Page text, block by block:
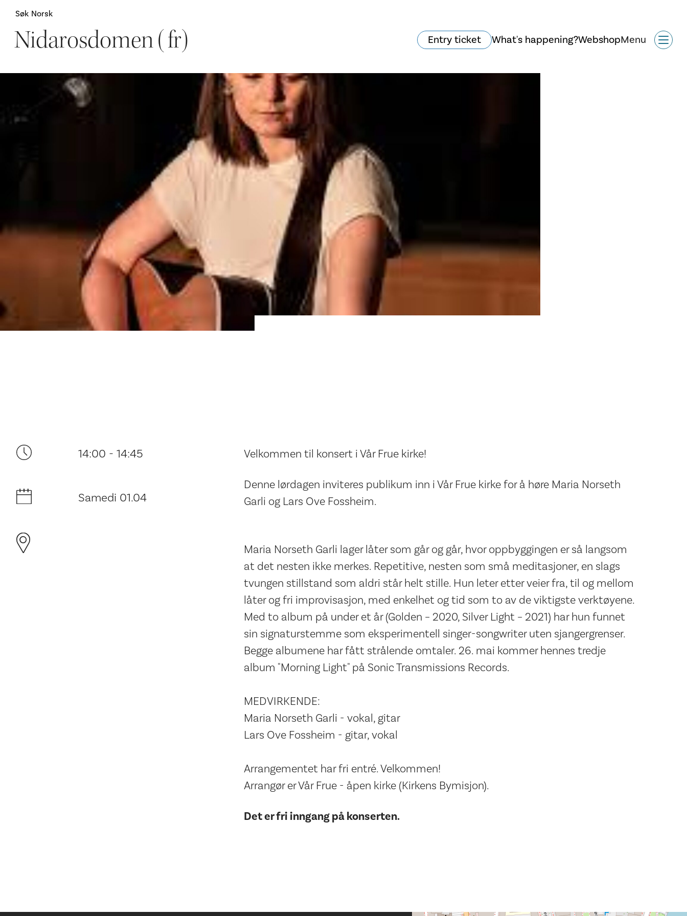
Søk Norsk
Nidarosdomen (fr) Entry ticket What's happening?WebshopMenu
14:00 - 14:45
Samedi 01.04
Velkommen til konsert i Vår Frue kirke!
Denne lørdagen inviteres publikum inn i Vår Frue kirke for å høre Maria Norseth
Garli og Lars Ove Fossheim.
Maria Norseth Garli lager låter som går og går, hvor oppbyggingen er så langsom
at det nesten ikke merkes. Repetitive, nesten som små meditasjoner, en slags
tvungen stillstand som aldri står helt stille. Hun leter etter veier fra, til og mellom
låter og fri improvisasjon, med enkelhet og tid som to av de viktigste verktøyene.
Med to album på under et år (Golden – 2020, Silver Light – 2021) har hun funnet
sin signaturstemme som eksperimentell singer-songwriter uten sjangergrenser.
Begge albumene har fått strålende omtaler. 26. mai kommer hennes tredje
album "Morning Light" på Sonic Transmissions Records.
MEDVIRKENDE:
Maria Norseth Garli - vokal, gitar
Lars Ove Fossheim - gitar, vokal
Arrangementet har fri entré. Velkommen!
Arrangør er Vår Frue - åpen kirke (Kirkens Bymisjon).
Det er fri inngang på konserten.